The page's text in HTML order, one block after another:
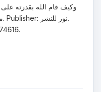
وكيف قام الله بقدرته